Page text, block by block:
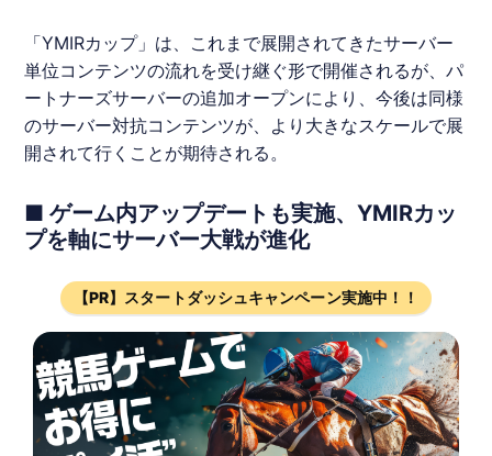
「YMIRカップ」は、これまで展開されてきたサーバー
単位コンテンツの流れを受け継ぐ形で開催されるが、パ
ートナーズサーバーの追加オープンにより、今後は同様
のサーバー対抗コンテンツが、より大きなスケールで展
開されて行くことが期待される。
■ ゲーム内アップデートも実施、YMIRカッ
プを軸にサーバー大戦が進化
【PR】スタートダッシュキャンペーン実施中！！